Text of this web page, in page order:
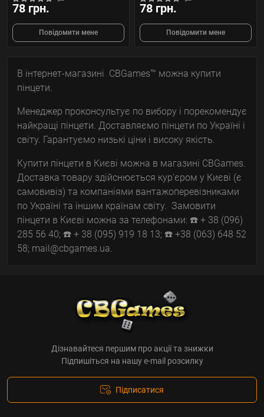
78 грн.
Повідомити мене
78 грн.
Повідомити мене
В інтернет-магазині CBGames™ можна купити
пінцети.
Менеджер проконсультує по вибору і порекомендує
найкращі пінцети. Доставляємо пінцети по Україні і
світу. Гарантуємо низькі ціни і високу якість.
Купити пінцети в Києві можна в магазині CBGames.
Доставка товару здійснюється кур'єром у Києві (є
самовивіз) та компаніями вантажоперевізниками
по Україні та іншим країнам світу. Замовити
пінцети в Києві можна за телефонами: ☎️ + 38 (096)
285 56 40; ☎️ + 38 (095) 919 18 13; ☎️ +38 (063) 648 52
58; mail@cbgames.ua.
Дізнавайтеся першим про акції та знижки
Підпишіться на нашу e-mail розсилку
Підписатися